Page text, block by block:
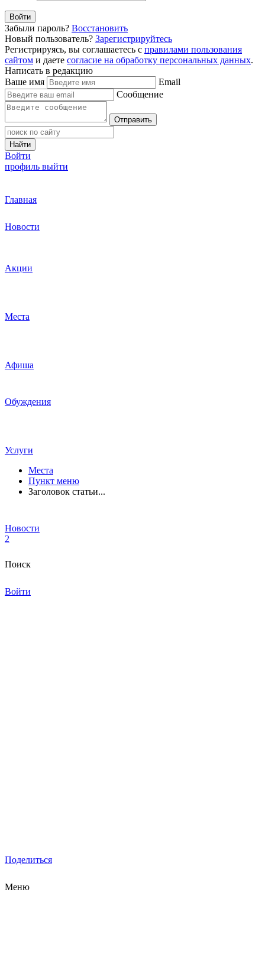
Войти
Забыли пароль? Восстановить
Новый пользователь? Зарегистрируйтесь
Регистрируясь, вы соглашаетесь с правилами пользования
сайтом и даете согласие на обработку персональных данных.
Написать в редакцию
Ваше имя
Email
Сообщение
Отправить
Найти
Войти
профиль выйти
Главная
Новости
Акции
Места
Афиша
Обуждения
Услуги
Места
Пункт меню
Заголовок статьи...
Новости
2
Поиск
Войти
Поделиться
Меню